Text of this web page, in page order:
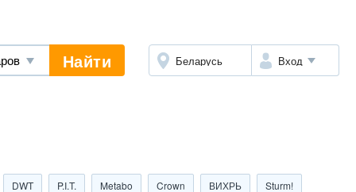
Найти Беларусь Вход
DWT P.I.T. Metabo Crown ВИХРЬ Sturm!